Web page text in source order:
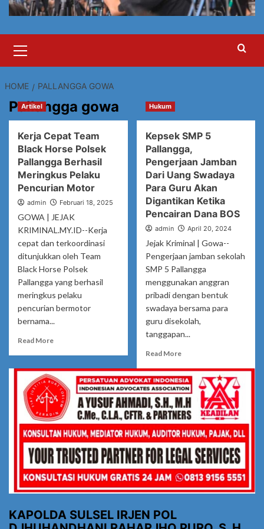
Menu
HOME PALLANGGA GOWA
Pallangga gowa
Artikel
Kerja Cepat Team
Black Horse Polsek
Pallangga Berhasil
Meringkus Pelaku
Pencurian Motor
admin Februari 18, 2025
GOWA | JEJAK
KRIMINAL.MY.ID--Kerja
cepat dan terkoordinasi
ditunjukkan oleh Team
Black Horse Polsek
Pallangga yang berhasil
meringkus pelaku
pencurian bermotor
bernama...
Read MoreRead
Kerja
Cepat
Team
Black
Horse
Polsek
Pallangga
Berhasil
Meringkus
Pelaku
Pencurian
Motor
Hukum
Kepsek SMP 5
Pallangga,
Pengerjaan Jamban
Dari Uang Swadaya
Para Guru Akan
Digantikan Ketika
Pencairan Dana BOS
admin April 20, 2024
Jejak Kriminal | Gowa--
Pengerjaan jamban sekolah
SMP 5 Pallangga
menggunakan anggran
pribadi dengan bentuk
swadaya bersama para
guru disekolah,
tanggapan...
Read MoreRead
about
Kepsek
SMP
5
Pallangga,
Pengerjaan
Jamban
Dari
Uang
Swadaya
Para
KAPOLDA SULSEL IRJEN POL